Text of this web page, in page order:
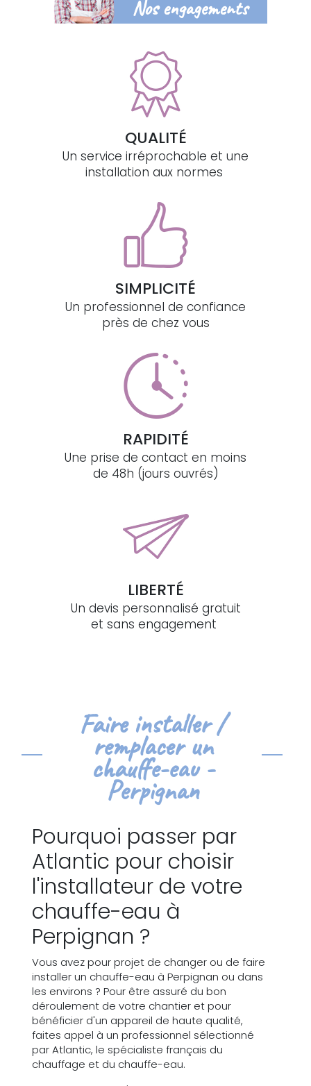
Nos engagements
QUALITÉ
Un service irréprochable et une
installation aux normes
SIMPLICITÉ
Un professionnel de confiance
près de chez vous
RAPIDITÉ
Une prise de contact en moins
de 48h (jours ouvrés)
LIBERTÉ
Un devis personnalisé gratuit
et sans engagement
Faire installer /
remplacer un
chauffe-eau -
Perpignan
Pourquoi passer par
Atlantic pour choisir
l'installateur de votre
chauffe-eau à
Perpignan ?
Vous avez pour projet de changer ou de faire
installer un chauffe-eau à Perpignan ou dans
les environs ? Pour être assuré du bon
déroulement de votre chantier et pour
bénéficier d'un appareil de haute qualité,
faites appel à un professionnel sélectionné
par Atlantic, le spécialiste français du
chauffage et du chauffe-eau.